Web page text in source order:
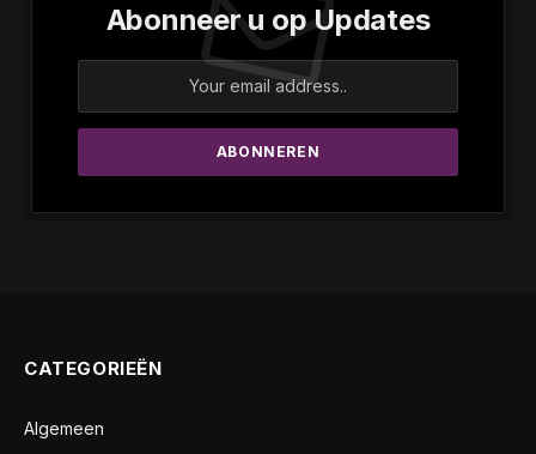
Abonneer u op Updates
CATEGORIEËN
Algemeen